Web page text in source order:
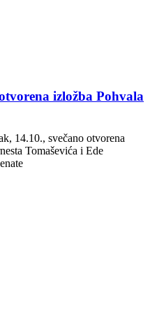
izložba Pohvala
14.10., svečano otvorena
Tomaševića i Ede